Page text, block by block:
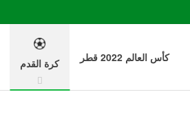
كأس العالم 2022 قطر كرة القدم